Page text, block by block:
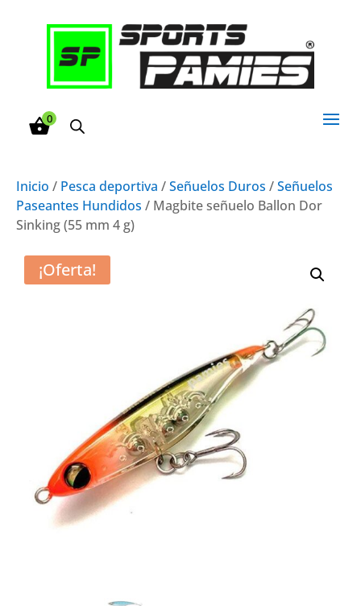
0
Inicio / Pesca deportiva /Señuelos Duros /Señuelos
Paseantes Hundidos / Magbite señuelo Ballon Dor
Sinking (55 mm 4 g)
¡Oferta!